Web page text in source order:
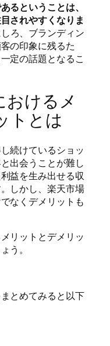
るということは、
されやすくなりま
ろ、ブランディン
の印象に残るた
定の話題となるこ
おけるメ
トとは
続けているショッ
出会うことが難し
益を生み出せる収
しかし、楽天市場
なくデメリットも
リットとデメリッ
う。
とめてみると以下